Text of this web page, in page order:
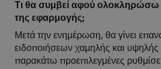
Τι θα συμβεί αφού
της εφαρμογής;
Μετά την ενημέρωση, θα γίνει
ειδοποιήσεων χαμηλής και υψηλής
παρακάτω προεπιλεγμένες